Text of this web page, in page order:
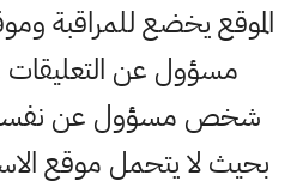
الموقع يخضع للمراقبة
مسؤول عن التعليقات
شخص مسؤول عن نفسه
بحيث لا يتحمل موقع